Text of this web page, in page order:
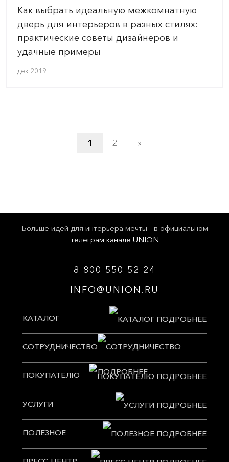
Как выбрать идеальную межкомнатную
дверь для интерьеров в разных стилях:
практические советы дизайнеров и
удачные примеры
дек 2019
1 2 »
Больше идей для интерьера мечты - в официальном
телеграм канале UNION
8 800 550 52 24
INFO@UNION.RU
КАТАЛОГ
СОТРУДНИЧЕСТВО
ПОКУПАТЕЛЮ
УСЛУГИ
ПОЛЕЗНОЕ